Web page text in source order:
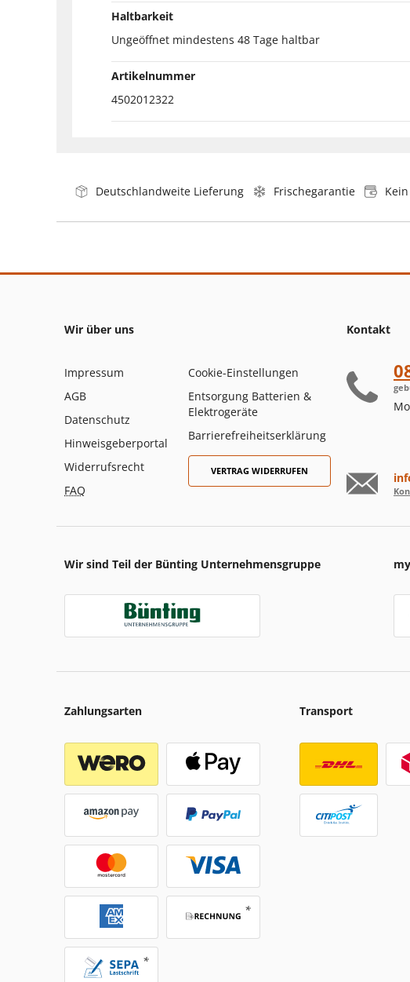
Haltbarkeit
Ungeöffnet mindestens 48 Tage haltbar
Artikelnummer
4502012322
Deutschlandweite Lieferung Frischegarantie
Wir über uns
Impressum
AGB
Datenschutz
Hinweisgeberportal
Widerrufsrecht
FAQ
Cookie-Einstellungen
Entsorgung Batterien &
Elektrogeräte
Barrierefreiheitserklärung
VERTRAG WIDERRUFEN
Kontakt
Wir sind Teil der Bünting Unternehmensgruppe
Zahlungsarten Transport